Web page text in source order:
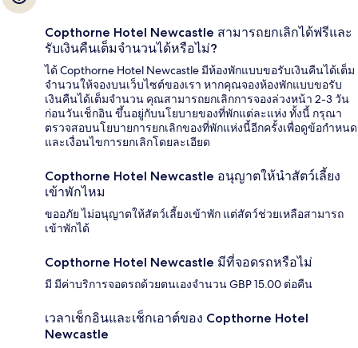
Copthorne Hotel Newcastle สามารถยกเลิกได้ฟรีและ
รับเงินคืนเต็มจำนวนได้หรือไม่?
ได้ Copthorne Hotel Newcastle มีห้องพักแบบขอรับเงินคืนได้เต็ม
จำนวนให้จองบนเว็บไซต์ของเรา หากคุณจองห้องพักแบบขอรับ
เงินคืนได้เต็มจำนวน คุณสามารถยกเลิกการจองล่วงหน้า 2-3 วัน
ก่อนวันเช็กอิน ขึ้นอยู่กับนโยบายของที่พักแต่ละแห่ง ทั้งนี้ กรุณา
ตรวจสอบนโยบายการยกเลิกของที่พักแห่งนี้อีกครั้งเพื่อดูข้อกำหนด
และเงื่อนไขการยกเลิกโดยละเอียด
Copthorne Hotel Newcastle อนุญาตให้นำสัตว์เลี้ยง
เข้าพักไหม
ขออภัย ไม่อนุญาตให้สัตว์เลี้ยงเข้าพัก แต่สัตว์ช่วยเหลือสามารถ
เข้าพักได้
Copthorne Hotel Newcastle มีที่จอดรถหรือไม่
มี มีค่าบริการจอดรถด้วยตนเองจำนวน GBP 15.00 ต่อคืน
เวลาเช็กอินและเช็กเอาต์ของ Copthorne Hotel
Newcastle